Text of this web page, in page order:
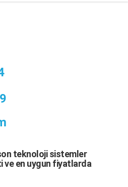
teknoloji sistemler
ve en uygun fiyatlarda